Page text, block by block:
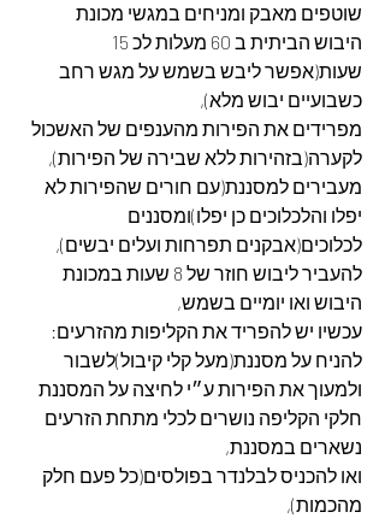
שוטפים מאבק ומניחים במגשי מכונת
שעות(אפשר ליבש בשמש על מגש רחב
כשבועיים יבוש מלא),
מפרידים את הפירות מהענפים של האשכול
לקערה(בזהירות ללא שבירה של הפירות),
מעבירים למסננת(עם חורים שהפירות לא
יפלו והלכלוכים כן יפלו)ומסננים
לכלוכים(אבקנים תפרחות ועלים יבשים),
להעביר ליבוש חוזר של 8 שעות במכונת
היבוש ואו יומיים בשמש,
עכשיו יש להפריד את הקליפות מהזרעים:
להניח על מסננת(מעל קלי קיבול)לשבור
ולמעוך את הפירות ע״י לחיצה על המסננת
חלקי הקליפה נושרים לכלי מתחת הזרעים
נשארים במסננת,
ואו להכניס לבלנדר בפולסים(כל פעם חלק
מהכמות),